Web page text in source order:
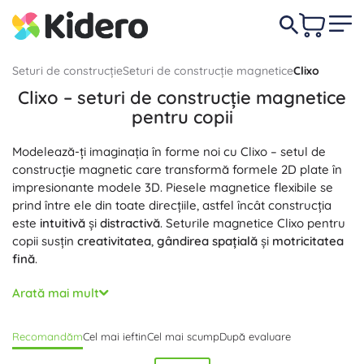
Seturi de construcțieSeturi de construcție magneticeClixo
Clixo – seturi de construcție magnetice
pentru copii
Modelează-ți imaginația în forme noi cu Clixo – setul de
construcție magnetic care transformă formele 2D plate în
impresionante modele 3D. Piesele magnetice flexibile se
prind între ele din toate direcțiile, astfel încât construcția
este intuitivă și distractivă. Seturile magnetice Clixo pentru
copii susțin creativitatea, gândirea spațială și motricitatea
fină.
Seturile
ușoare
forme flexibile permit combinații nesfârșite – de la idei
amplasați inteligent, creațiile își păstrează forma chiar și la
îndoire, piesele sunt plăcute la atingere și fără muchii
Arată mai mult
RecomandămCel mai ieftinCel mai scumpDupă evaluare